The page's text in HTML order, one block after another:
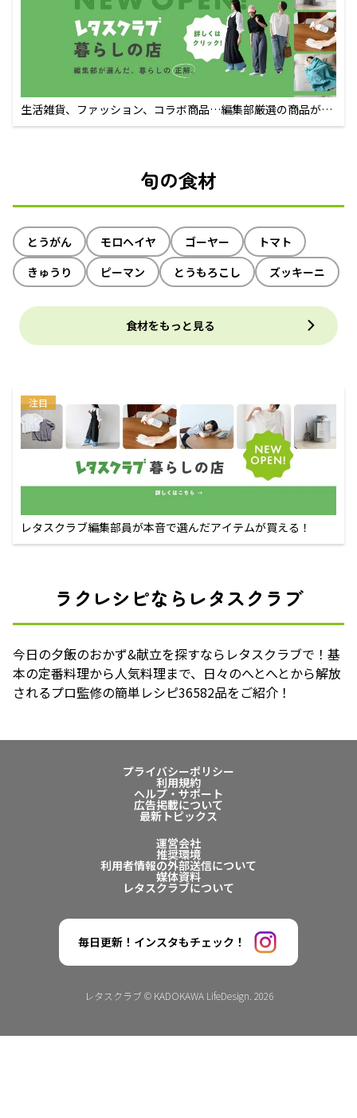
生活雑貨、ファッション、コラボ商品…編集部厳選の商品が買
えるECサイト
旬の食材
とうがん モロヘイヤ ゴーヤー
トマト
きゅうり
ピーマン とうもろこし ズッキーニ
食材をもっと見る
注目
レタスクラブ編集部員が本音で選んだアイテムが買える！
ラクレシピならレタスクラブ
今日の夕飯のおかず&献立を探すならレタスクラブで！基
本の定番料理から人気料理まで、日々のへとへとから解放
されるプロ監修の簡単レシピ36582品をご紹介！
プライバシーポリシー
利用規約
ヘルプ・サポート
広告掲載について
最新トピックス
運営会社
推奨環境
利用者情報の外部送信について
媒体資料
レタスクラブについて
毎日更新！インスタもチェック！
レタスクラブ © KADOKAWA LifeDesign. 2026